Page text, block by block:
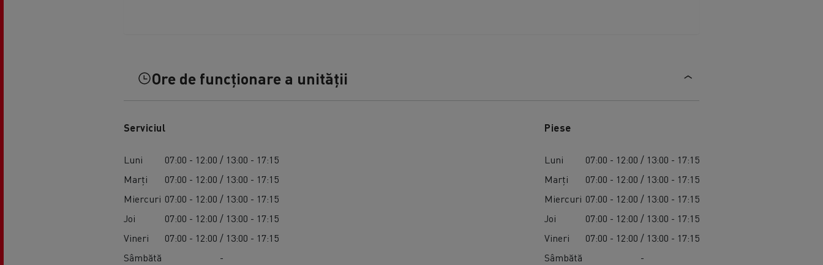
Ore de funcționare a unității
Serviciul
Luni
07:00 - 12:00 / 13:00 - 17:15
Marți
07:00 - 12:00 / 13:00 - 17:15
Miercuri 07:00 - 12:00 / 13:00 - 17:15
Joi
07:00 - 12:00 / 13:00 - 17:15
Vineri
07:00 - 12:00 / 13:00 - 17:15
Sâmbătă
-
Piese
Luni
07:00 - 12:00 / 13:00 - 17:15
Marți
07:00 - 12:00 / 13:00 - 17:15
Miercuri 07:00 - 12:00 / 13:00 - 17:15
Joi
07:00 - 12:00 / 13:00 - 17:15
Vineri
07:00 - 12:00 / 13:00 - 17:15
Sâmbătă
-